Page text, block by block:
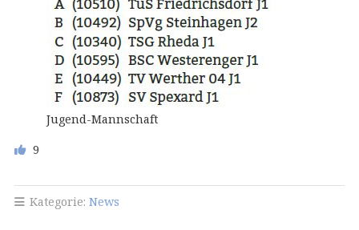
Jugend-Mannschaft
9
Kategorie: News